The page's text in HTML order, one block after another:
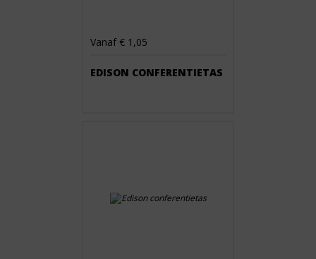
Vanaf € 1,05
EDISON CONFERENTIETAS